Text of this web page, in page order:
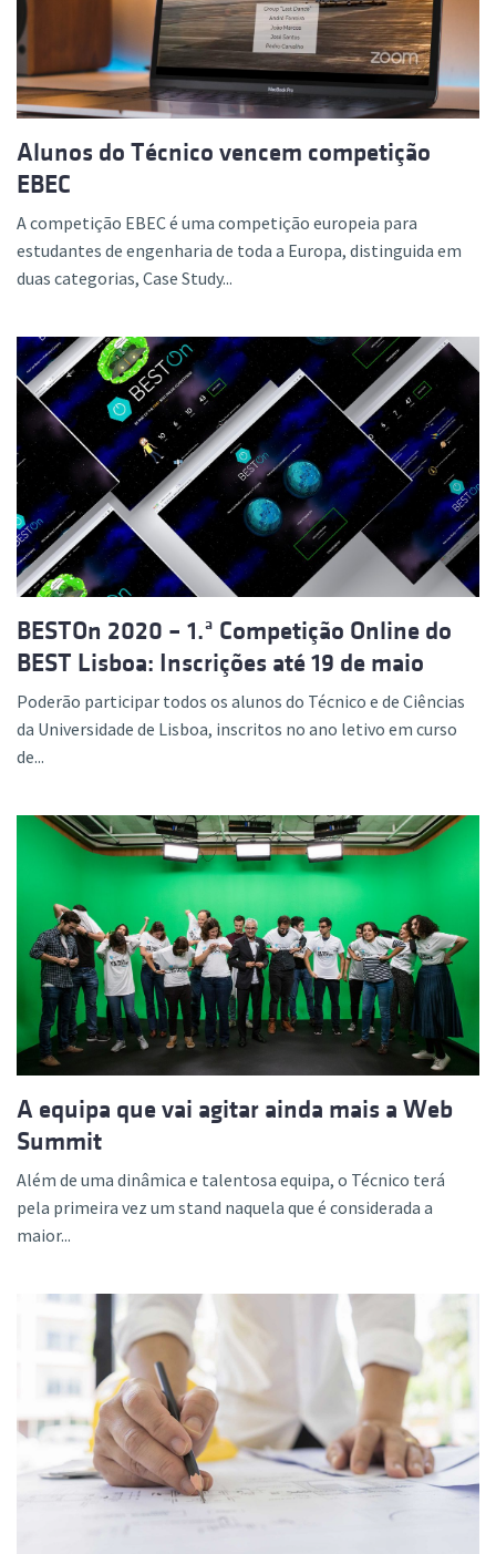
Alunos do Técnico vencem competição
EBEC
A competição EBEC é uma competição europeia para
estudantes de engenharia de toda a Europa, distinguida em
duas categorias, Case Study...
BESTOn 2020 – 1.ª Competição Online do
BEST Lisboa: Inscrições até 19 de maio
Poderão participar todos os alunos do Técnico e de Ciências
da Universidade de Lisboa, inscritos no ano letivo em curso
de...
A equipa que vai agitar ainda mais a Web
Summit
Além de uma dinâmica e talentosa equipa, o Técnico terá
pela primeira vez um stand naquela que é considerada a
maior...